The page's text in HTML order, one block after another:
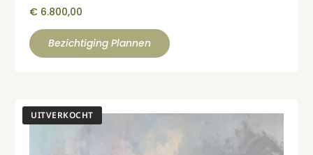
€ 6.800,00
Bezichtiging Plannen